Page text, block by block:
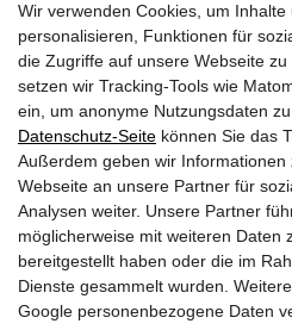
Wir verwenden Cookies, um Inhalte
personalisieren, Funktionen für
die Zugriffe auf unsere Webseite
setzen wir Tracking-Tools wie
ein, um anonyme Nutzungsdaten
Datenschutz-Seite können Sie das
Außerdem geben wir
Webseite an unsere Partner für
Analysen weiter. Unsere Partner
möglicherweise mit weiteren Daten
bereitgestellt haben oder die im
Dienste gesammelt wurden.
Google personenbezogene Daten
Mai
HEUTE
2027
Mai 2027
Es wurden leider keine